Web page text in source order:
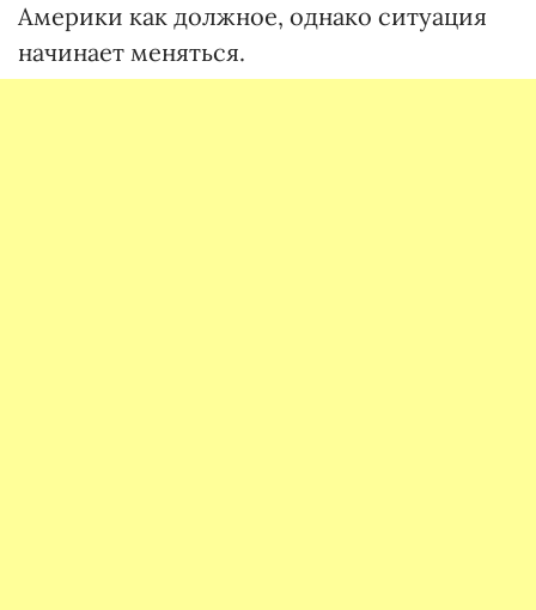
Америки как должное, однако ситуация
начинает меняться.